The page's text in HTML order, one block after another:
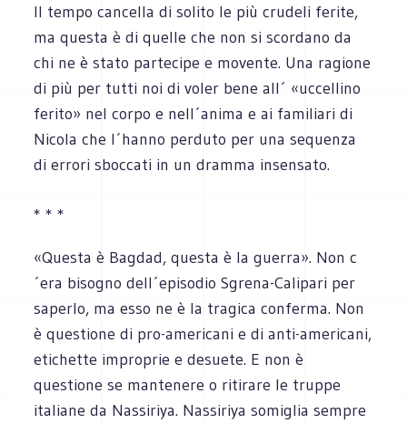
Il tempo cancella di solito le più crudeli ferite,
ma questa è di quelle che non si scordano da
chi ne è stato partecipe e movente. Una ragione
di più per tutti noi di voler bene all´ «uccellino
ferito» nel corpo e nell´anima e ai familiari di
Nicola che l´hanno perduto per una sequenza
di errori sboccati in un dramma insensato.
* * *
«Questa è Bagdad, questa è la guerra». Non c
´era bisogno dell´episodio Sgrena-Calipari per
saperlo, ma esso ne è la tragica conferma. Non
è questione di pro-americani e di anti-americani,
etichette improprie e desuete. E non è
questione se mantenere o ritirare le truppe
italiane da Nassiriya. Nassiriya somiglia sempre